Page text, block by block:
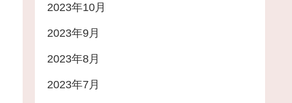
2023年10月
2023年9月
2023年8月
2023年7月